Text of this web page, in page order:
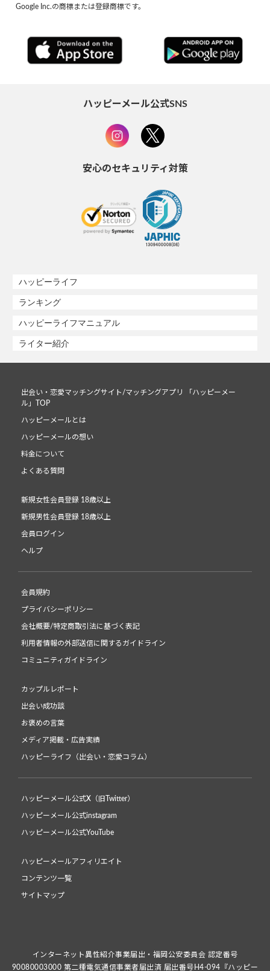
Google Inc.の商標または登録商標です。
ハッピーメール公式SNS
安心のセキュリティ対策
ハッピーライフ
ランキング
ハッピーライフマニュアル
ライター紹介
出会い・恋愛マッチングサイト/マッチングアプリ 「ハッピーメー
ル」TOP
ハッピーメールとは
ハッピーメールの想い
料金について
よくある質問
新規女性会員登録 18歳以上
新規男性会員登録 18歳以上
会員ログイン
ヘルプ
会員規約
プライバシーポリシー
会社概要/特定商取引法に基づく表記
利用者情報の外部送信に関するガイドライン
コミュニティガイドライン
カップルレポート
出会い成功談
お褒めの言葉
メディア掲載・広告実績
ハッピーライフ（出会い・恋愛コラム）
ハッピーメール公式X（旧Twitter）
ハッピーメール公式instagram
ハッピーメール公式YouTube
ハッピーメールアフィリエイト
コンテンツ一覧
サイトマップ
インターネット異性紹介事業届出・福岡公安委員会 認定番号
90080003000 第二種電気通信事業者届出済 届出番号H4-094『ハッピー